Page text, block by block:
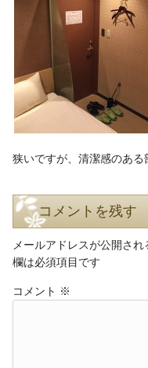
狭いですが、清潔感のある
コメントを残す
メールアドレスが公開され
欄は必須項目です
コメント ※